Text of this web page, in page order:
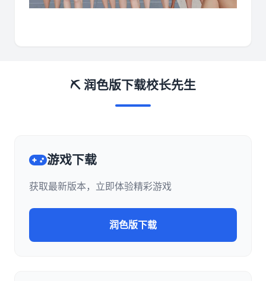
⛏️ 润色版下载校长先生
游戏下载
获取最新版本，立即体验精彩游戏
润色版下载